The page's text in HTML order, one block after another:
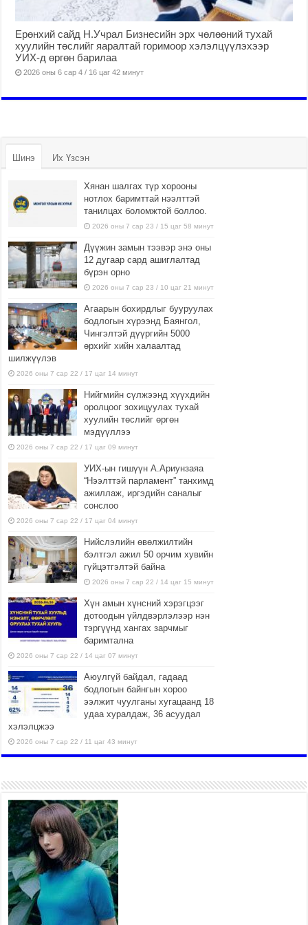
Ерөнхий сайд Н.Учрал Бизнесийн эрх чөлөөний тухай
хуулийн төслийг яаралтай горимоор хэлэлцүүлэхээр
УИХ-д өргөн барилаа
2026 оны 6 сар 4 / 16 цаг 42 минут
Шинэ Их Үзсэн
Хянан шалгах түр хорооны
нотлох баримттай нээлттэй
танилцах боломжтой боллоо.
2026 оны 7 сар 23 / 15 цаг 58 минут
Дүүжин замын тээвэр энэ оны
12 дугаар сард ашиглалтад
бүрэн орно
2026 оны 7 сар 23 / 10 цаг 21 минут
Агаарын бохирдлыг бууруулах
бодлогын хүрээнд Баянгол,
Чингэлтэй дүүргийн 5000
өрхийг хийн халаалтад
шилжүүлэв
2026 оны 7 сар 22 / 17 цаг 14 минут
Нийгмийн сүлжээнд хүүхдийн
оролцоог зохицуулах тухай
хуулийн төслийг өргөн
мэдүүллээ
2026 оны 7 сар 22 / 17 цаг 09 минут
УИХ-ын гишүүн А.Ариунзаяа
“Нээлттэй парламент” танхимд
ажиллаж, иргэдийн саналыг
сонслоо
2026 оны 7 сар 22 / 17 цаг 04 минут
Нийслэлийн өвөлжилтийн
бэлтгэл ажил 50 орчим хувийн
гүйцэтгэлтэй байна
2026 оны 7 сар 22 / 14 цаг 15 минут
Хүн амын хүнсний хэрэгцээг
дотоодын үйлдвэрлэлээр нэн
тэргүүнд хангах зарчмыг
баримтална
2026 оны 7 сар 22 / 14 цаг 07 минут
Аюулгүй байдал, гадаад
бодлогын байнгын хороо
ээлжит чуулганы хугацаанд 18
удаа хуралдаж, 36 асуудал
хэлэлцжээ
2026 оны 7 сар 22 / 11 цаг 43 минут
боломжтой-Хүүхэд хөгжүүлэх
төв” байгуулах төсөлд төр,
хувийн хэвшлийн түншлэлийн хүрээнд хамтран
ажиллахыг урьж байна
2026 оны 7 сар 22 / 9 цаг 28 минут
Б.Пүрэвдагва: “Урт цагаан”-ыг
залуучууд чөлөөт цагаа
өнгөрүүлдэг, жуулчид зорьж
ирдэг цэг болгоно
2026 оны 7 сар 21 / 16 цаг 47 минут